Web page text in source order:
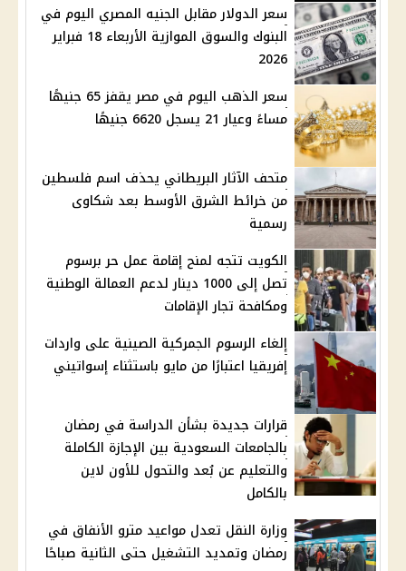
سعر الدولار مقابل الجنيه المصري اليوم في
البنوك والسوق الموازية الأربعاء 18 فبراير
2026
سعر الذهب اليوم في مصر يقفز 65 جنيهًا
مساءً وعيار 21 يسجل 6620 جنيهًا
متحف الآثار البريطاني يحذف اسم فلسطين
من خرائط الشرق الأوسط بعد شكاوى
رسمية
الكويت تتجه لمنح إقامة عمل حر برسوم
تصل إلى 1000 دينار لدعم العمالة الوطنية
ومكافحة تجار الإقامات
إلغاء الرسوم الجمركية الصينية على واردات
إفريقيا اعتبارًا من مايو باستثناء إسواتيني
قرارات جديدة بشأن الدراسة في رمضان
بالجامعات السعودية بين الإجازة الكاملة
والتعليم عن بُعد والتحول للأون لاين
بالكامل
وزارة النقل تعدل مواعيد مترو الأنفاق في
رمضان وتمديد التشغيل حتى الثانية صباحًا